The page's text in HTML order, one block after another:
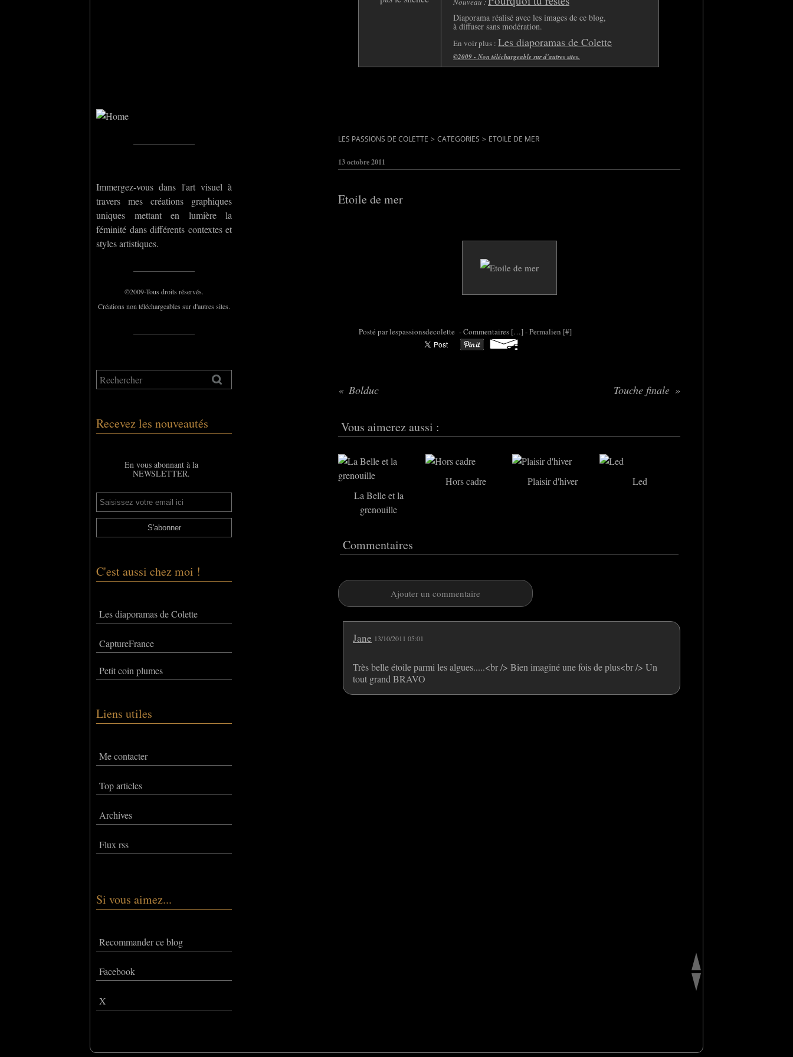
Immergez-vous dans l'art visuel à
travers mes créations graphiques
uniques mettant en lumière la
féminité dans différents contextes et
styles artistiques.
©2009-Tous droits réservés.
Créations non téléchargeables sur d'autres sites.
Diaporama réalisé avec les images de ce blog,
à diffuser sans modération.
En voir plus : Les diaporamas de Colette
©2009 - Non téléchargeable sur d'autres sites.
Recevez les nouveautés
C'est aussi chez moi !
Les diaporamas de Colette
CaptureFrance
Petit coin plumes
Liens utiles
Me contacter
Top articles
Archives
Flux rss
Si vous aimez...
Recommander ce blog
Facebook
X
LES PASSIONS DE COLETTE > CATEGORIES > ETOILE DE MER
13 octobre 2011
Etoile de mer
Posté par colette95 à 06:38 -Commentaires […]- Permalien [#]
Bolduc Touche finale
Vous aimerez aussi :
La Belle et la
grenouille
Hors cadre Plaisir d'hiver Led
Commentaires
Ajouter un commentaire
Jane 13/10/2011 05:01
Très belle étoile parmi les algues.....<br /> Bien imaginé une fois de plus<br /> Un
tout grand BRAVO